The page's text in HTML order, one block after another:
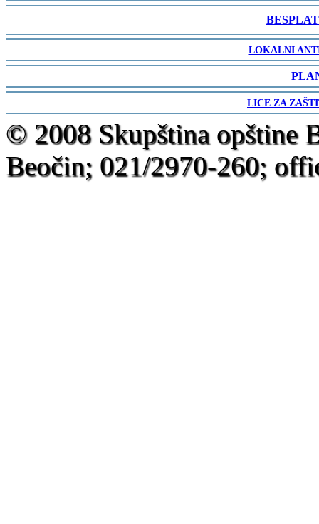
-
-
LOKALNI
-
-
LICE ZA
© 2008 Skupština opštine
Beočin; 021/2970-260;